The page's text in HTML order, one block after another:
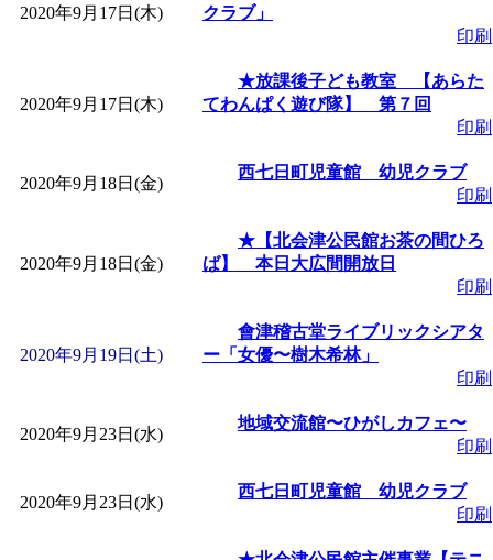
2020年9月17日(木)
クラブ」
印刷
2020年9月17日(木)
★放課後子ども教室 【あらた
てわんぱく遊び隊】 第７回
印刷
2020年9月18日(金)
西七日町児童館 幼児クラブ
印刷
2020年9月18日(金)
★【北会津公民館お茶の間ひろ
ば】 本日大広間開放日
印刷
2020年9月19日(土)
會津稽古堂ライブリックシアタ
ー「女優〜樹木希林」
印刷
2020年9月23日(水)
地域交流館〜ひがしカフェ〜
印刷
2020年9月23日(水)
西七日町児童館 幼児クラブ
印刷